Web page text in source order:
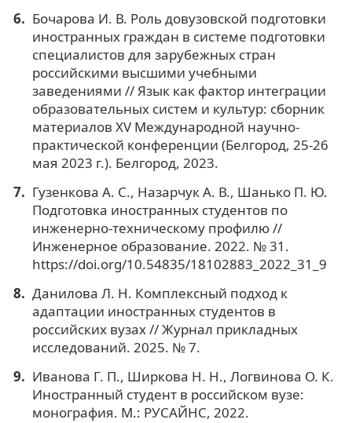
Бочарова И. В. Роль довузовской подготовки
иностранных граждан в системе подготовки
специалистов для зарубежных стран
российскими высшими учебными
заведениями // Язык как фактор интеграции
образовательных систем и культур: сборник
материалов XV Международной научно-
практической конференции (Белгород, 25-26
мая 2023 г.). Белгород, 2023.
Гузенкова А. С., Назарчук А. В., Шанько П. Ю.
Подготовка иностранных студентов по
инженерно-техническому профилю //
Инженерное образование. 2022. № 31.
https://doi.org/10.54835/18102883_2022_31_9
Данилова Л. Н. Комплексный подход к
адаптации иностранных студентов в
российских вузах // Журнал прикладных
исследований. 2025. № 7.
Иванова Г. П., Ширкова Н. Н., Логвинова О. К.
Иностранный студент в российском вузе:
монография. М.: РУСАЙНС, 2022.